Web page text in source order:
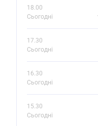
18.00
Сьогодні
17.30
Сьогодні
16.30
Сьогодні
15.30
Сьогодні